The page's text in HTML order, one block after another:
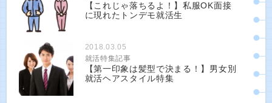
【これじゃ落ちるよ！】私服OK面接
に現れたトンデモ就活生
2018.03.05
就活特集記事
【第一印象は髪型で決まる！】男女別
就活ヘアスタイル特集